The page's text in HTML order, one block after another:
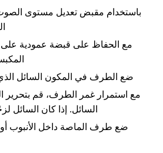
باستخدام مقبض تعديل مستوى
مع الحفاظ على قبضة عمودية
ضع الطرف في المكون السائل
مع استمرار غمر الطرف، قم
السائل. إذا كان السائل
ضع طرف الماصة داخل الأنبوب أو